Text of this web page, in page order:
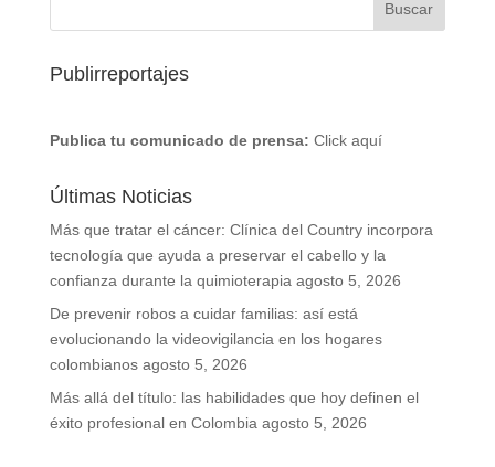
Publirreportajes
Publica tu comunicado de prensa: Click aquí
Últimas Noticias
Más que tratar el cáncer: Clínica del Country incorpora
tecnología que ayuda a preservar el cabello y la
confianza durante la quimioterapia agosto 5, 2026
De prevenir robos a cuidar familias: así está
evolucionando la videovigilancia en los hogares
colombianos agosto 5, 2026
Más allá del título: las habilidades que hoy definen el
éxito profesional en Colombia agosto 5, 2026